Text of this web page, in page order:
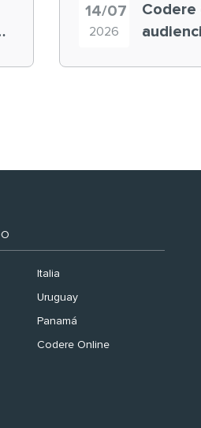
14/07
2026
Codere
Italia
Uruguay
Panamá
Codere Online